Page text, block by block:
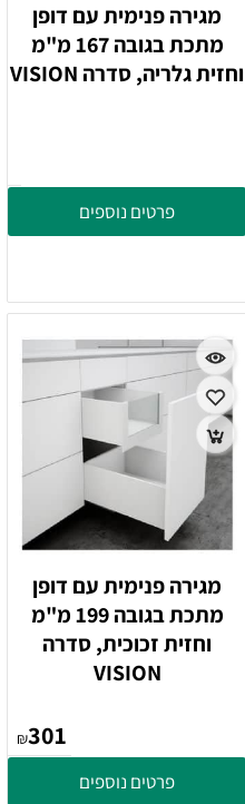
מגירה פנימית עם דופן
מתכת בגובה 167 מ"מ
וחזית גלריה, סדרה VISION
פרטים נוספים
מגירה פנימית עם דופן
מתכת בגובה 199 מ"מ
וחזית זכוכית, סדרה
VISION
₪301
פרטים נוספים